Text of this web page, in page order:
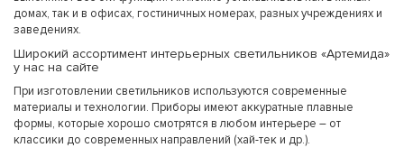
домах, так и в офисах, гостиничных номерах, разных учреждениях и
заведениях.
Широкий ассортимент интерьерных светильников «Артемида»
у нас на сайте
При изготовлении светильников используются современные
материалы и технологии. Приборы имеют аккуратные плавные
формы, которые хорошо смотрятся в любом интерьере – от
классики до современных направлений (хай-тек и др.).